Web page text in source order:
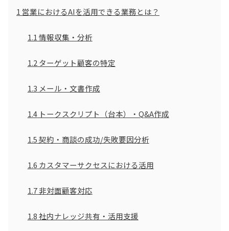
1 営業におけるAIを活用できる業務とは？
1.1 情報収集・分析
1.2 ターゲット顧客の特定
1.3 メール・文書作成
1.4トークスクリプト（台本）・Q&A作成
1.5契約・商談の成功/失敗要因分析
1.6 カスタマーサクセスにおける活用
1.7非対面顧客対応
1.8社内ナレッジ共有・活用支援